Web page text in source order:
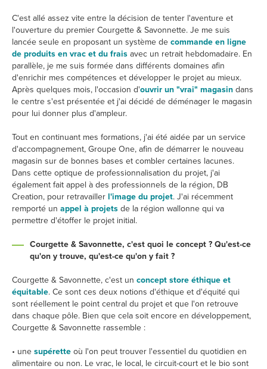
C'est allé assez vite entre la décision de tenter l'aventure et
l'ouverture du premier Courgette & Savonnette. Je me suis
lancée seule en proposant un système de commande en ligne
de produits en vrac et du frais avec un retrait hebdomadaire. En
parallèle, je me suis formée dans différents domaines afin
d'enrichir mes compétences et développer le projet au mieux.
Après quelques mois, l'occasion d'ouvrir un "vrai" magasin dans
le centre s'est présentée et j'ai décidé de déménager le magasin
pour lui donner plus d'ampleur.
Tout en continuant mes formations, j'ai été aidée par un service
d'accompagnement, Groupe One, afin de démarrer le nouveau
magasin sur de bonnes bases et combler certaines lacunes.
Dans cette optique de professionnalisation du projet, j'ai
également fait appel à des professionnels de la région, DB
Creation, pour retravailler l'image du projet. J'ai récemment
remporté un appel à projets de la région wallonne qui va
permettre d'étoffer le projet initial.
Courgette & Savonnette, c'est quoi le concept ? Qu'est-ce
qu'on y trouve, qu'est-ce qu'on y fait ?
Courgette & Savonnette, c'est un concept store éthique et
équitable. Ce sont ces deux notions d'éthique et d'équité qui
sont réellement le point central du projet et que l'on retrouve
dans chaque pôle. Bien que cela soit encore en développement,
Courgette & Savonnette rassemble :
• une supérette où l'on peut trouver l'essentiel du quotidien en
alimentaire ou non. Le vrac, le local, le circuit-court et le bio sont